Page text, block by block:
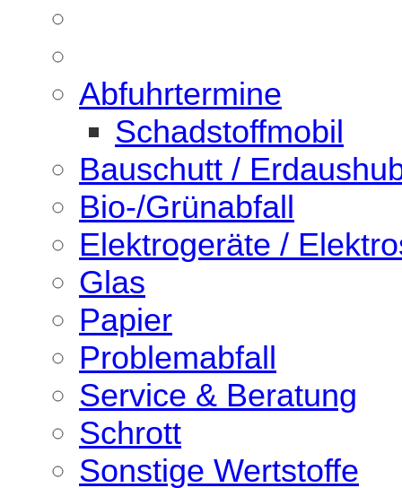
Abfuhrtermine
Schadstoffmobil
Bauschutt /
Bio-/Grünabfall
Elektrogeräte /
Glas
Papier
Problemabfall
Service & Beratung
Schrott
Sonstige Wertstoffe